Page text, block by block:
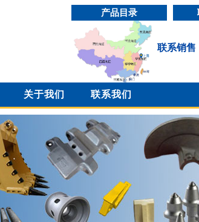
产品目录
联系销售
关于我们 联系我们